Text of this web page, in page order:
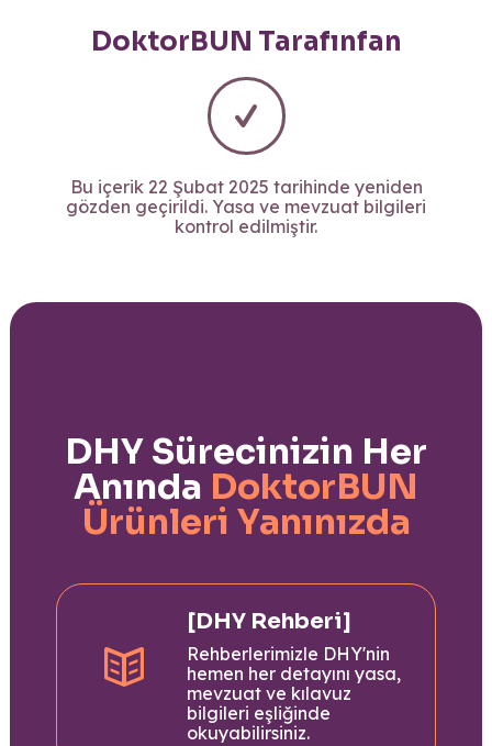
DoktorBUN Tarafınfan
Bu içerik 22 Şubat 2025 tarihinde yeniden
gözden geçirildi. Yasa ve mevzuat bilgileri
kontrol edilmiştir.
DHY Sürecinizin Her
Anında DoktorBUN
Ürünleri Yanınızda
[DHY Rehberi]
Rehberlerimizle DHY'nin
hemen her detayını yasa,
mevzuat ve kılavuz
bilgileri eşliğinde
okuyabilirsiniz.